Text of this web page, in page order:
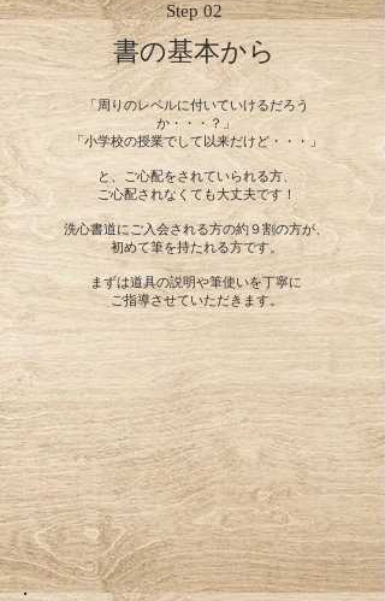
Step 02
書の基本から
​「周りのレベルに付いていけるだろう
か・・・？」
「小学校の授業でして以来だけど・・・」
と、ご心配をされていられる方、
ご心配されなくても大丈夫です！
洗心書道にご入会される方の約９割の方が、
初めて筆を持たれる方です。
まずは道具の説明や筆使いを​丁寧に
ご指導させていただきます。